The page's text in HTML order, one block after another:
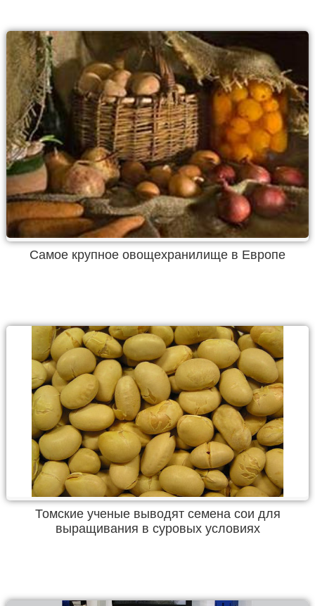
Самое крупное овощехранилище в Европе
Томские ученые выводят семена сои для
выращивания в суровых условиях